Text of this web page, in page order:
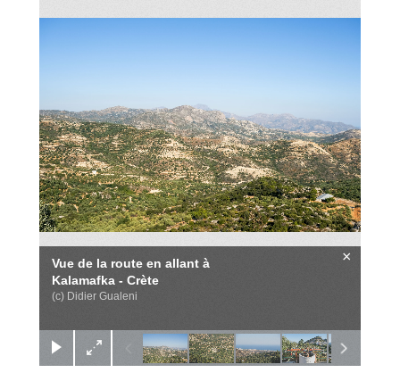
Vue de la route en allant à
Kalamafka - Crète
(c) Didier Gualeni
×